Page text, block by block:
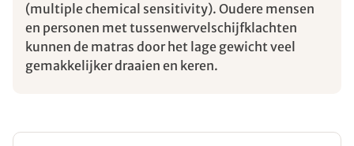
(multiple chemical sensitivity). Oudere mensen
en personen met tussenwervelschijfklachten
kunnen de matras door het lage gewicht veel
gemakkelijker draaien en keren.